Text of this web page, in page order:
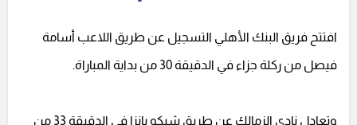
افتتح فريق البنك الأهلي التسجيل عن طريق اللاعب أسامة
فيصل من ركلة جزاء في الدقيقة 30 من بداية المباراة.
وتعادل نادي الزمالك عن طريق شيكو بانزا في الدقيقة 33 من